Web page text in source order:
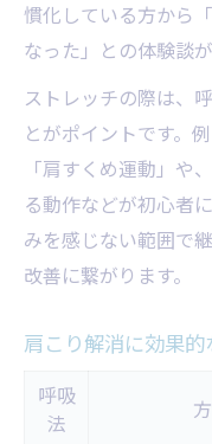
慣化している方から
なった」との体験談
ストレッチの際は、
とがポイントです。
「肩すくめ運動」や
る動作などが初心者
みを感じない範囲で
改善に繋がります。
肩こり解消に効果
呼吸
法